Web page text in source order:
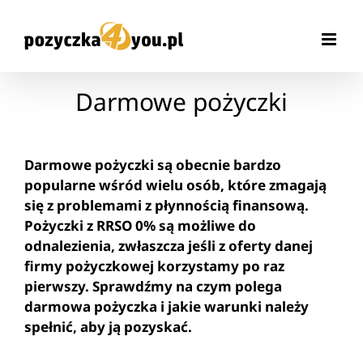
zawartości
Darmowe pożyczki
Darmowe pożyczki są obecnie bardzo
popularne wśród wielu osób, które zmagają
się z problemami z płynnością finansową.
Pożyczki z RRSO 0% są możliwe do
odnalezienia, zwłaszcza jeśli z oferty danej
firmy pożyczkowej korzystamy po raz
pierwszy. Sprawdźmy na czym polega
darmowa pożyczka i jakie warunki należy
spełnić, aby ją pozyskać.